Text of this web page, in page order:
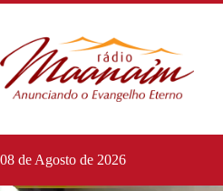
08 de Agosto de 2026